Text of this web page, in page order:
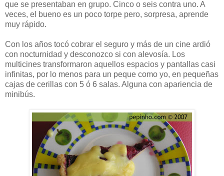
que se presentaban en grupo. Cinco o seis contra uno. A
veces, el bueno es un poco torpe pero, sorpresa, aprende
muy rápido.
Con los años tocó cobrar el seguro y más de un cine ardió
con nocturnidad y desconozco si con alevosía. Los
multicines transformaron aquellos espacios y pantallas casi
infinitas, por lo menos para un peque como yo, en pequeñas
cajas de cerillas con 5 ó 6 salas. Alguna con apariencia de
minibús.